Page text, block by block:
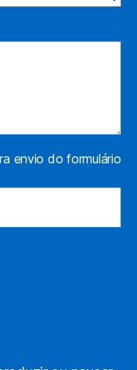
envio do formulário